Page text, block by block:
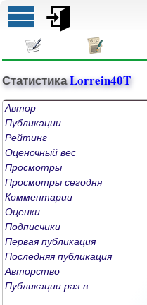
СтатистикаLorrein40T
Автор
Публикации
Рейтинг
Оценочный вес
Просмотры
Просмотры сегодня
Комментарии
Оценки
Подписчики
Первая публикация
Последняя публикация
Авторство
Публикации раз в: